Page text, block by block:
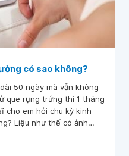
có sao không?
50 ngày mà vẫn không
que rụng trứng thì 1 tháng
cho em hỏi chu kỳ kinh
Liệu như thế có ảnh
Trước đó là ngày 28/8,